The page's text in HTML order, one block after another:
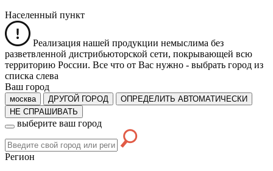
Населенный пункт
Реализация нашей продукции немыслима без
разветвленной дистрибьюторской сети, покрывающей всю
территорию России. Все что от Вас нужно - выбрать город из
списка слева
Ваш город
москва ДРУГОЙ ГОРОД
ОПРЕДЕЛИТЬ АВТОМАТИЧЕСКИ
НЕ СПРАШИВАТЬ
выберите ваш город
Регион